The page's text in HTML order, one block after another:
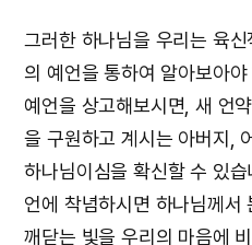
그러한 하나님을 우리는 육
의 예언을 통하여 알아보아
예언을 상고해보시면, 새 언
을 구원하고 계시는 아버지,
하나님이심을 확신할 수 있
언에 착념하시면 하나님께서
깨닫는 빛을 우리의 마음에